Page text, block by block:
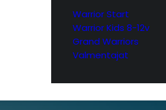
Warrior Start
Warrior Kids 8-12v
Grand Warriors
Valmentajat